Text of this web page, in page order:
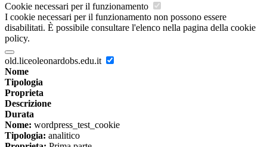
Cookie necessari per il funzionamento
I cookie necessari per il funzionamento non possono essere
disabilitati. È possibile consultare l'elenco nella pagina della cookie
policy.
old.liceoleonardobs.edu.it
Nome
Tipologia
Proprieta
Descrizione
Durata
Nome: wordpress_test_cookie
Tipologia: analitico